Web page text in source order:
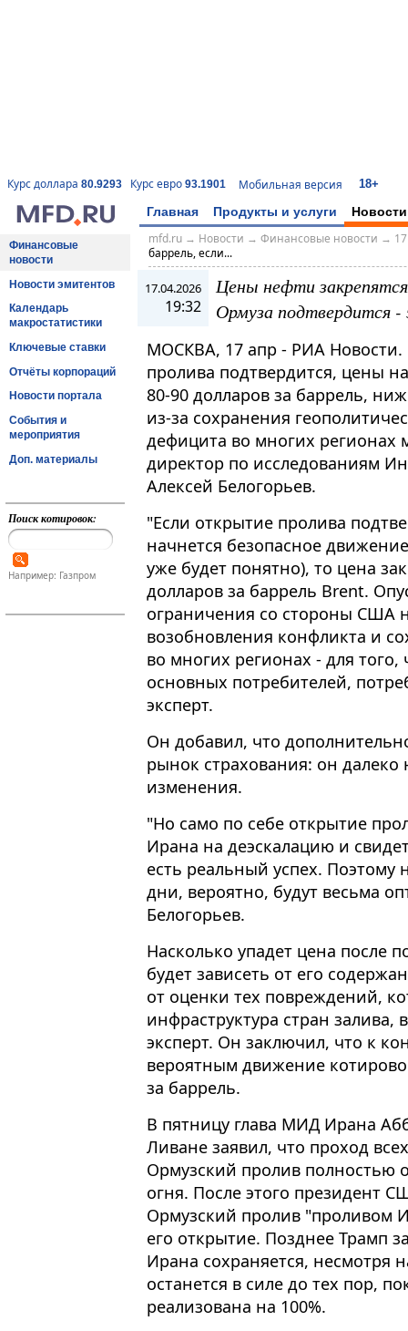
Курс доллара 80.9293 Курс евро 93.1901 Мобильная версия 18+
Главная Продукты и услуги Новости
Финансовые
новости
Новости эмитентов
Календарь
макростатистики
Ключевые ставки
Отчёты корпораций
Новости портала
События и
мероприятия
Доп. материалы
Поиск котировок:
Например: Газпром
mfd.ru→ Новости → Финансовые новости →
баррель, если...
17.04.2026
19:32
Цены нефти
Ормуза подтвердится -
МОСКВА, 17 апр - РИА Новости.
пролива подтвердится, цены
80-90 долларов за баррель,
из-за сохранения
дефицита во многих регионах
директор по исследованиям
Алексей Белогорьев.
"Если открытие пролива
начнется безопасное
уже будет понятно), то цена
долларов за баррель Brent​​​.
ограничения со стороны США
возобновления конфликта и
во многих регионах - для
основных потребителей,
эксперт.
Он добавил, что
рынок страхования: он далеко
изменения.
"Но само по себе открытие
Ирана на деэскалацию и
есть реальный успех.
дни, вероятно, будут весьма
Белогорьев.
Насколько упадет цена после
будет зависеть от его
от оценки тех повреждений,
инфраструктура стран
эксперт. Он заключил, что к
вероятным движение
за баррель.
В пятницу глава МИД Ирана
Ливане заявил, что проход
Ормузский пролив полностью
огня. После этого президент
Ормузский пролив "проливом
его открытие. Позднее Трамп
Ирана сохраняется, несмотря
останется в силе до тех пор,
реализована на 100%.